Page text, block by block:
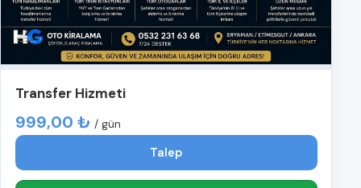
Transfer Hizmeti
999,00 ₺ / gün
Talep